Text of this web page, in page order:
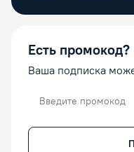
Есть промокод?
Ваша подписка